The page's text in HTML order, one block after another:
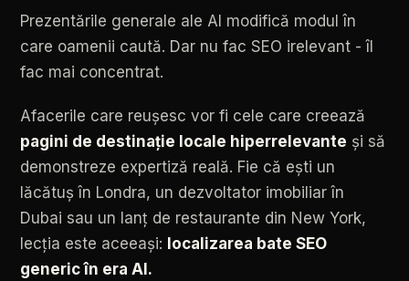
Prezentările generale ale AI modifică modul în
care oamenii caută. Dar nu fac SEO irelevant - îl
fac mai concentrat.
Afacerile care reușesc vor fi cele care creează
pagini de destinație locale hiperrelevante și să
demonstreze expertiză reală. Fie că ești un
lăcătuș în Londra, un dezvoltator imobiliar în
Dubai sau un lanț de restaurante din New York,
lecția este aceeași: localizarea bate SEO
generic în era AI.